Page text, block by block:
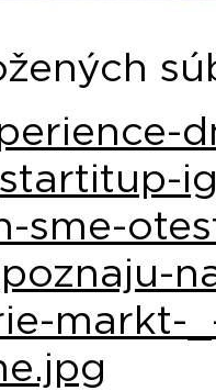
sme-
markt-